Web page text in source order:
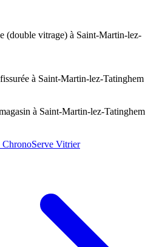
(double vitrage) à Saint-Martin-lez-
à Saint-Martin-lez-Tatinghem
à Saint-Martin-lez-Tatinghem
ChronoServe Vitrier